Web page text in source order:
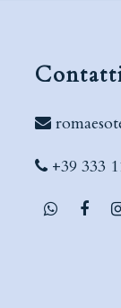
+39 333